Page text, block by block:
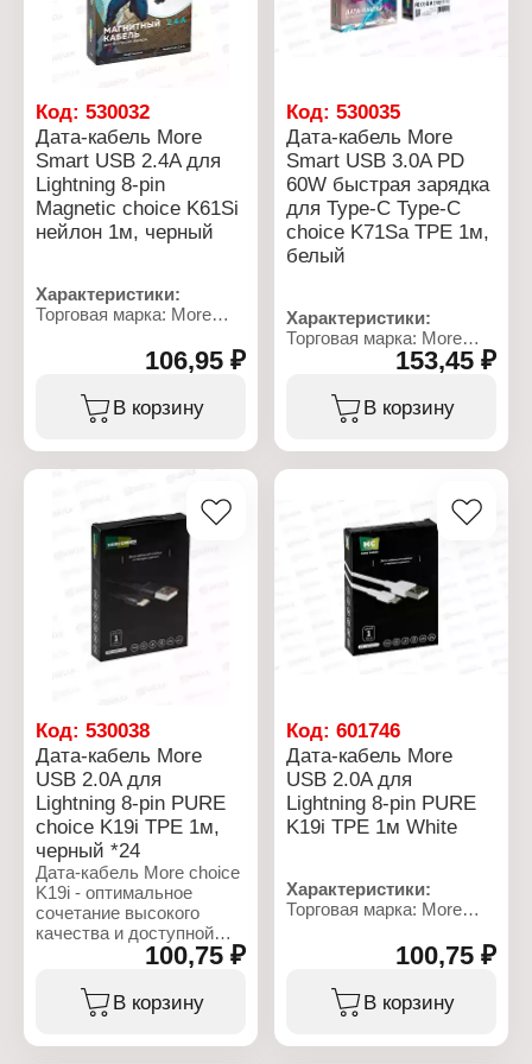
Вид подсветки: RGB
подсветка
Упаковка: в коробке
Вид подсветки: RGB
подсветка
микрофон: 20 Гц - 17 кГц
Диапазон
воспроизводимых частот
Конструкция наушников:
полноразмерные
Микрофон гарнитуры:
гибкий
Особенность: с
подсветкой
Разъем: USB
Сопротивление
Тип гарнитуры:
многоканальная 7.1
Управление наушниками:
Цвет: черный, синий
пассивное
Вес: 25 г
Упаковка: в коробке
Код: 530032
Дата-кабель More
Smart USB 2.4A для
Lightning 8-pin
Magnetic choice K61Si
нейлон 1м, черный
Характеристики:
Торговая марка: More
Тип товара: Дата -
Вариация: магнитный
Модель: K61Si Black
Тип разъема:
Материал: нейлон
Световая индикация:
Форма кабеля: круглый
Цвет: черный
Упаковка: в коробке
106,95 ₽
В корзину
Код:530035
Дата-кабель More
Smart USB 3.0A PD
60W быстрая зарядка
для Type-C Type-C
choice K71Sa TPE 1м,
белый
Характеристики:
Торговая марка: More
кабель
Модель: K71Sa White
Материал оплетки: TPE
Световая индикация: нет
Форма кабеля: круглый
Цвет: белый
Упаковка: в коробке
Проводимая мощность:
153,45 ₽
В корзину
Код: 530038
Дата-кабель More
USB 2.0A для
Lightning 8-pin PURE
choice K19i TPE 1м,
черный *24
Дата-кабель More choice
K19i - оптимальное
сочетание высокого
качества и доступной
цены. Он обладает
производительностью и
практичностью, что
100,75 ₽
В корзину
Код:601746
Дата-кабель More
USB 2.0A для
Lightning 8-pin PURE
K19i TPE 1м White
Характеристики:
Торговая марка: More
Тип товара: Дата -
Модель: K19i White
Максимальная сила тока
Тип разъема:
100,75 ₽
В корзину